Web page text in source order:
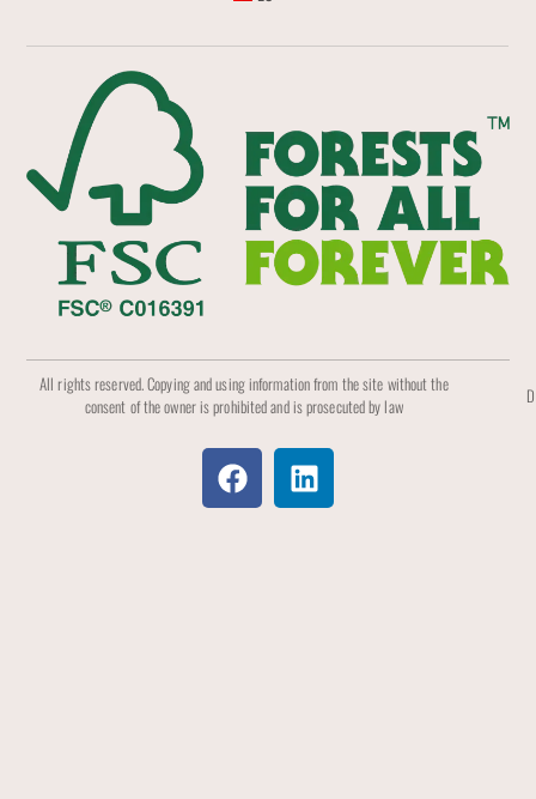
All rights reserved. Copying and using information from the site without the
consent of the owner is prohibited and is prosecuted by law